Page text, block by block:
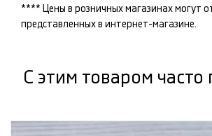
**** Цены в розничных магазинах могут
представленных в интернет-магазине.
С этим товаром часто